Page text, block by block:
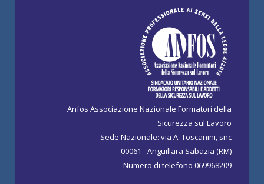
Anfos Associazione Nazionale Formatori della
Sicurezza sul Lavoro
Sede Nazionale: via A. Toscanini, snc
00061 - Anguillara Sabazia (RM)
Numero di telefono 069968209